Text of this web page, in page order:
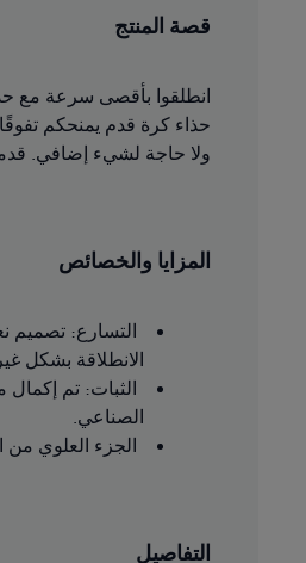
قصة المنتج
حذاء كرة قدم يمنحكم
ولا حاجة لشيء إضافي.
المزايا والخصائص
الانطلاقة بشكل
الصناعي.
الجزء العلوي من
التفاصيل